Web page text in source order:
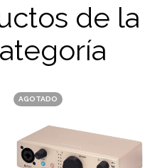
de la
AGOTADO